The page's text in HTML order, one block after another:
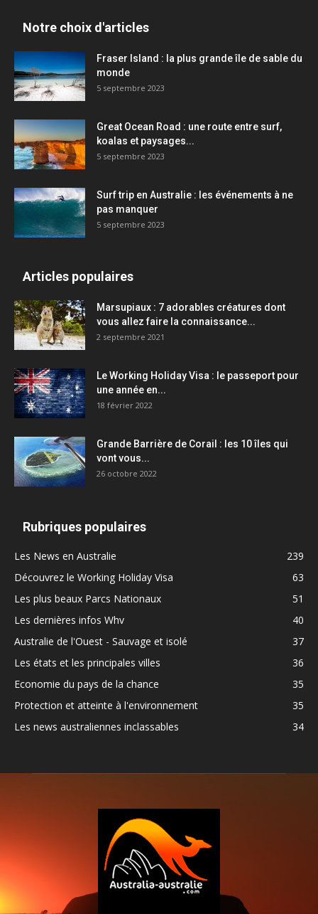
Notre choix d'articles
Fraser Island : la plus grande île de sable du
monde
5 septembre 2023
Great Ocean Road : une route entre surf,
koalas et paysages...
5 septembre 2023
Surf trip en Australie : les événements à ne
pas manquer
5 septembre 2023
Articles populaires
Marsupiaux : 7 adorables créatures dont
vous allez faire la connaissance...
2 septembre 2021
Le Working Holiday Visa : le passeport pour
une année en...
18 février 2022
Grande Barrière de Corail : les 10 îles qui
vont vous...
26 octobre 2022
Rubriques populaires
Les News en Australie
239
Découvrez le Working Holiday Visa
63
Les plus beaux Parcs Nationaux
51
Les dernières infos Whv
40
Australie de l'Ouest - Sauvage et isolé
37
Les états et les principales villes
36
Economie du pays de la chance
35
Protection et atteinte à l'environnement
35
Les news australiennes inclassables
34